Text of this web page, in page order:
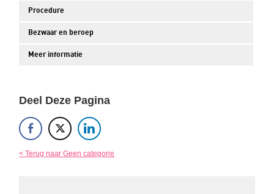
Procedure
Bezwaar en beroep
Meer informatie
Deel Deze Pagina
< Terug naar Geen categorie